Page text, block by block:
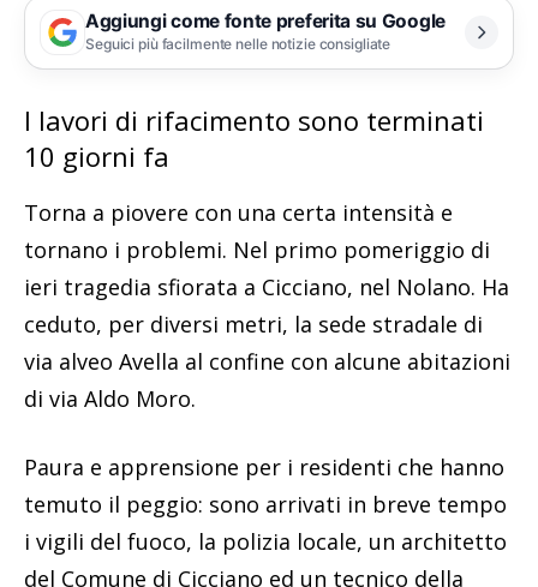
Aggiungi come fonte preferita su Google
Seguici più facilmente nelle notizie consigliate
I lavori di rifacimento sono terminati
10 giorni fa
Torna a piovere con una certa intensità e
tornano i problemi. Nel primo pomeriggio di
ieri tragedia sfiorata a Cicciano, nel Nolano. Ha
ceduto, per diversi metri, la sede stradale di
via alveo Avella al confine con alcune abitazioni
di via Aldo Moro.
Paura e apprensione per i residenti che hanno
temuto il peggio: sono arrivati in breve tempo
i vigili del fuoco, la polizia locale, un architetto
del Comune di Cicciano ed un tecnico della